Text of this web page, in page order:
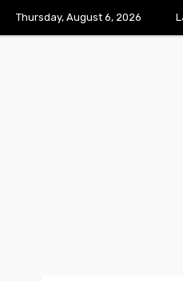
Thursday, August 6, 2026